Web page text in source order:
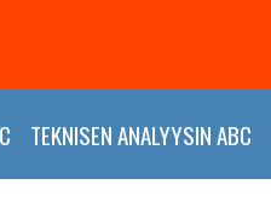
TEKNISEN ANALYYSIN ABC